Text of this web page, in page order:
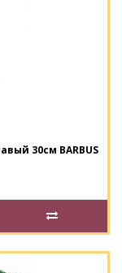
30см BARBUS